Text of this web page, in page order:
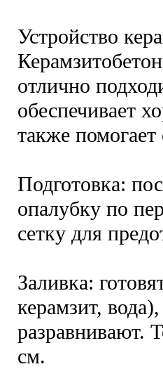
Устройство
отлично
обеспечивает
также помогает
Подготовка:
опалубку по
сетку для
Заливка:
керамзит,
разравнивают.
см.